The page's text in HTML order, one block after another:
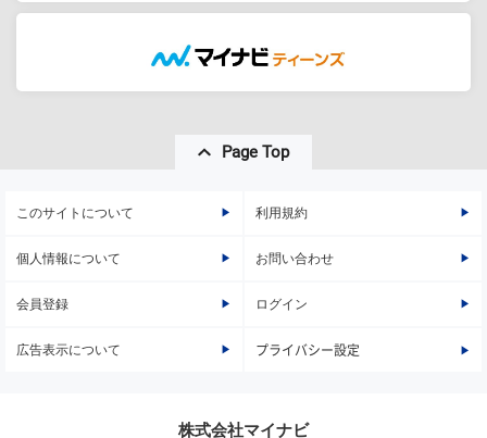
Page Top
このサイトについて 利用規約
個人情報について お問い合わせ
会員登録 ログイン
広告表示について プライバシー設定
株式会社マイナビ